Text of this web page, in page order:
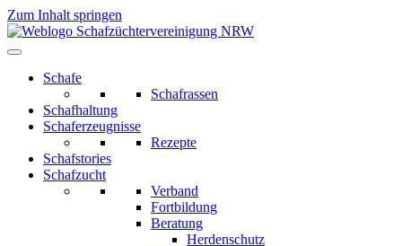
Zum Inhalt springen
Schafe
Schafrassen
Schafhaltung
Schaferzeugnisse
Rezepte
Schafstories
Schafzucht
Verband
Fortbildung
Beratung
Herdenschutz